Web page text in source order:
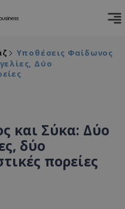
Υποθέσεις Φαίδωνος
Δύο
και Σύκα: Δύο
δύο
πορείες